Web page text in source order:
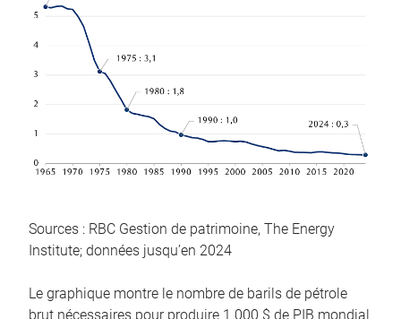
Sources : RBC Gestion de patrimoine, The Energy
Institute; données jusqu’en 2024
Le graphique montre le nombre de barils de pétrole
brut nécessaires pour produire 1 000 $ de PIB mondial